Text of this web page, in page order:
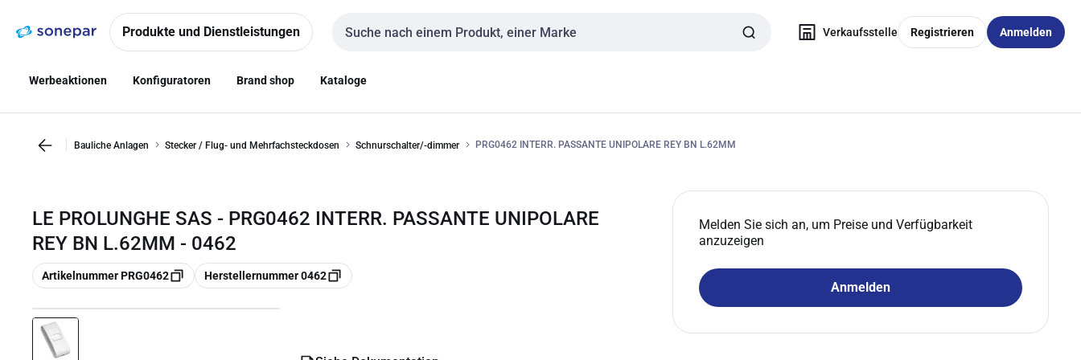
NavigationInhalt
Produkte und Dienstleistungen
Sucheingabe
Verkaufsstelle Registrieren Anmelden
Werbeaktionen Konfiguratoren Brand shop Kataloge
Bauliche Anlagen Stecker / Flug- und Mehrfachsteckdosen Schnurschalter/-dimmer PRG0462 INTERR. PASSANTE UNIPOLARE REY BN L.62MM
LE PROLUNGHE SAS - PRG0462 INTERR. PASSANTE UNIPOLARE
REY BN L.62MM - 0462
Kopieren
Artikelnummer PRG0462 Kopieren
Herstellernummer 0462
Melden Sie sich an, um Preise und Verfügbarkeit
anzuzeigen
Anmelden